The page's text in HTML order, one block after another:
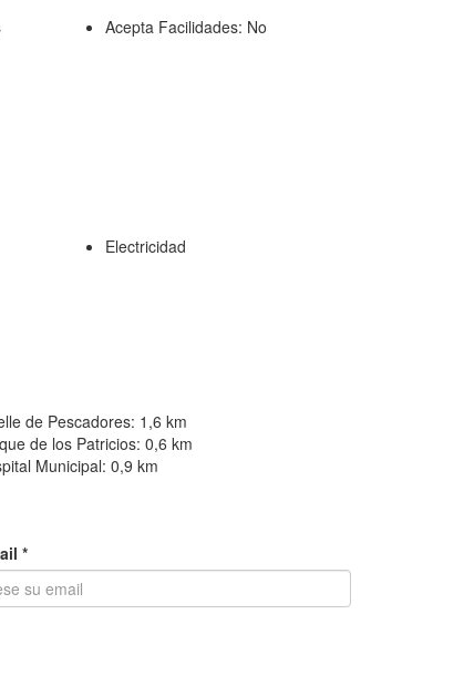
Acepta Facilidades: No
Electricidad
de Pescadores: 1,6 km
de los Patricios: 0,6 km
Municipal: 0,9 km
*